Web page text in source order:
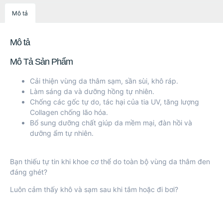
Mô tả
Mô tả
Mô Tả Sản Phẩm
Cải thiện vùng da thâm sạm, sần sùi, khô ráp.
Làm sáng da và dưỡng hồng tự nhiên.
Chống các gốc tự do, tác hại của tia UV, tăng lượng
Collagen chống lão hóa.
Bổ sung dưỡng chất giúp da mềm mại, đàn hồi và
dưỡng ẩm tự nhiên.
Bạn thiếu tự tin khi khoe cơ thể do toàn bộ vùng da thâm đen
đáng ghét?
Luôn cảm thấy khô và sạm sau khi tắm hoặc đi bơi?